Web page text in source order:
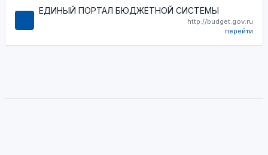
ЕДИНЫЙ ПОРТАЛ БЮДЖЕТНОЙ СИСТЕМЫ
http://budget.gov.ru
перейти